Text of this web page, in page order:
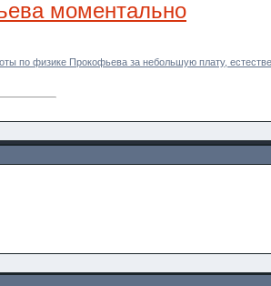
моментально
по физике Прокофьева за небольшую плату,